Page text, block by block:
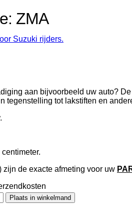
ZMA
Suzuki rijders.
aan bijvoorbeeld uw auto?
tegenstelling tot lakstiften en
zijn de exacte afmeting voor uw